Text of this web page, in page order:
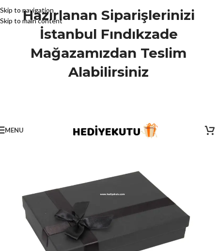
Skip to navigation
Skip to main content
Hazırlanan Siparişlerinizi
İstanbul Fındıkzade
Mağazamızdan Teslim
Alabilirsiniz
MENU